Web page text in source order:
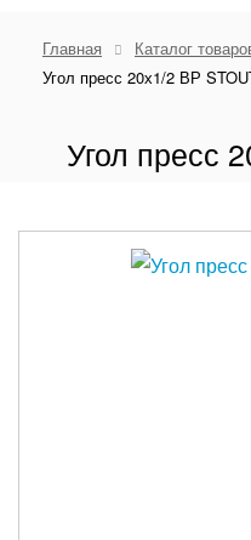
Главная Каталог
Угол пресс 20х1/2 ВР
Угол пресс